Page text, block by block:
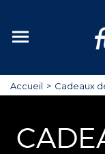
Accueil Cadeaux